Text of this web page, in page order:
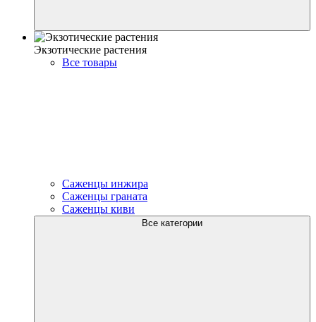
Экзотические растения
Все товары
Саженцы инжира
Саженцы граната
Саженцы киви
Все категории